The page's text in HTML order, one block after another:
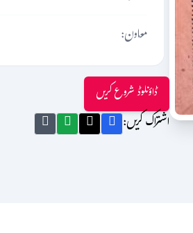
معاون:
ڈاؤنلوڈ شروع کریں
اشتراک کریں: